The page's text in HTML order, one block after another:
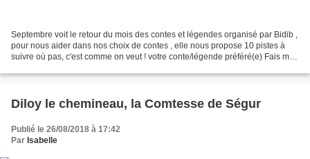
Septembre voit le retour du mois des contes et légendes organisé par Bidib ,
pour nous aider dans nos choix de contes , elle nous propose 10 pistes à
suivre où pas, c'est comme on veut ! votre conte/légende préféré(e) Fais moi
Diloy le chemineau, la Comtesse de Ségur
Publié le 26/08/2018 à 17:42
Par Isabelle